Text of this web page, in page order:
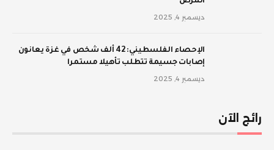
ديسمبر 4, 2025
الإحصاء الفلسطيني: 42 ألف شخص في غزة يعانون
إصابات جسيمة تتطلب تأهيلا مستمرا
ديسمبر 4, 2025
رائج الآن